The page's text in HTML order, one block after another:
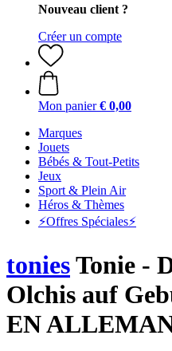
Nouveau client ?
Créer un compte
Mon panier € 0,00
Marques
Jouets
Bébés & Tout-Petits
Jeux
Sport & Plein Air
Héros & Thèmes
⚡️Offres Spéciales⚡️
toniesTonie -
Olchis auf
EN